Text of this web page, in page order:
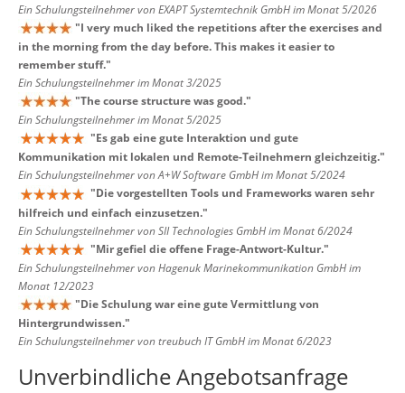
Ein Schulungsteilnehmer von EXAPT Systemtechnik GmbH im Monat 5/2026
"I very much liked the repetitions after the exercises and
in the morning from the day before. This makes it easier to
remember stuff."
Ein Schulungsteilnehmer im Monat 3/2025
"The course structure was good."
Ein Schulungsteilnehmer im Monat 5/2025
"Es gab eine gute Interaktion und gute
Kommunikation mit lokalen und Remote-Teilnehmern gleichzeitig."
Ein Schulungsteilnehmer von A+W Software GmbH im Monat 5/2024
"Die vorgestellten Tools und Frameworks waren sehr
hilfreich und einfach einzusetzen."
Ein Schulungsteilnehmer von SII Technologies GmbH im Monat 6/2024
"Mir gefiel die offene Frage-Antwort-Kultur."
Ein Schulungsteilnehmer von Hagenuk Marinekommunikation GmbH im
Monat 12/2023
"Die Schulung war eine gute Vermittlung von
Hintergrundwissen."
Ein Schulungsteilnehmer von treubuch IT GmbH im Monat 6/2023
Unverbindliche Angebotsanfrage